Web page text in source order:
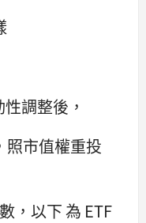
調整後，
照市值權重投
，以下 為 ETF